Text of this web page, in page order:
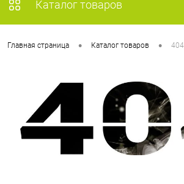
Каталог товаров
Главная страница • Каталог товаров •